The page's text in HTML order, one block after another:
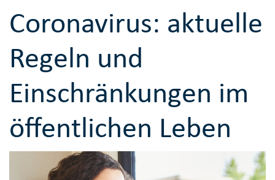
Coronavirus: aktuelle
Regeln und
Einschränkungen im
öffentlichen Leben